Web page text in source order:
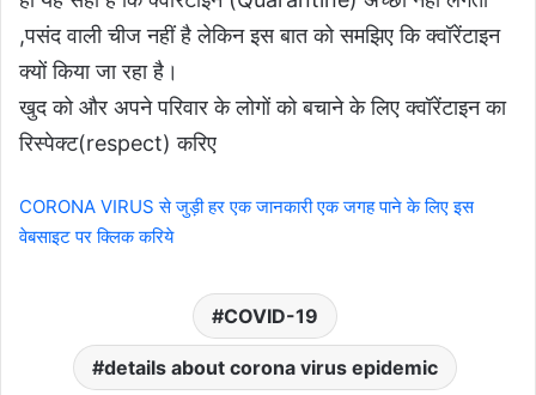
,पसंद वाली चीज नहीं है लेकिन इस बात को समझिए कि क्वॉरेंटाइन
क्यों किया जा रहा है।
खुद को और अपने परिवार के लोगों को बचाने के लिए क्वॉरेंटाइन का
रिस्पेक्ट(respect) करिए
CORONA VIRUS से जुड़ी हर एक जानकारी एक जगह पाने के लिए इस
वेबसाइट पर क्लिक करिये
COVID-19
details about corona virus epidemic